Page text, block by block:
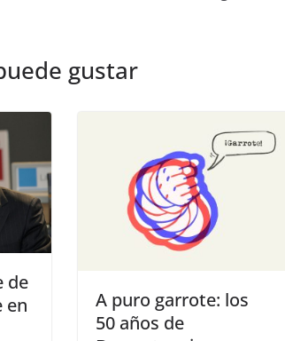
gustar
de
en
​A puro garrote: los
50 años de